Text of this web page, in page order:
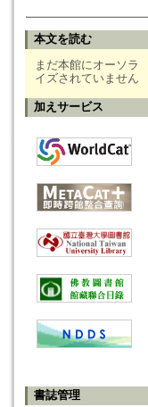
本文を読む
まだ本館にオーソラ
イズされていません
加えサービス
書誌管理